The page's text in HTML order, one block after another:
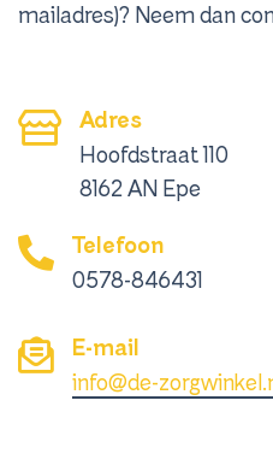
mailadres)? Neem dan
Adres
Hoofdstraat 110
8162 AN Epe
Telefoon
0578-846431
E-mail
info@de-